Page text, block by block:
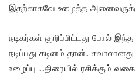
இதற்காகவே உழைத்த
நடிகர்கள் குறிப்பிட்டது போல்
நடிப்பது கடினம் தான்.
உழைப்பு ..திரையில் ரசிக்கும்